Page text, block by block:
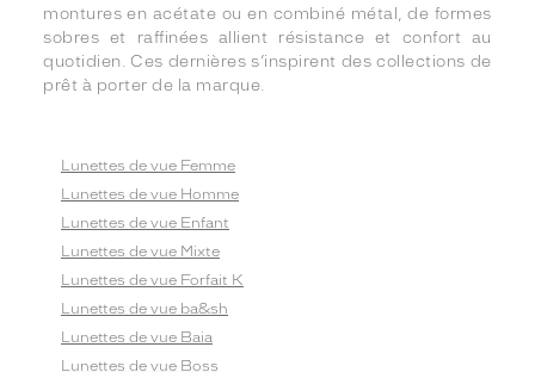
montures en acétate ou en combiné métal, de formes
sobres et raffinées allient résistance et confort au
quotidien. Ces dernières s’inspirent des collections de
prêt à porter de la marque.
Lunettes de vue Femme
Lunettes de vue Homme
Lunettes de vue Enfant
Lunettes de vue Mixte
Lunettes de vue Forfait K
Lunettes de vue ba&sh
Lunettes de vue Baia
Lunettes de vue Boss